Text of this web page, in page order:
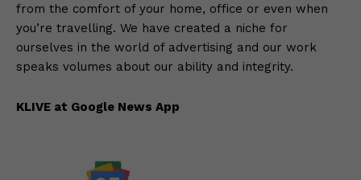
from the comfort of your home, office or even when
you’re travelling. We have created a niche for
ourselves in the world of advertising and our work
speaks volumes about our ability and integrity.
KLIVE at Google News App